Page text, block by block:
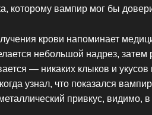
которому вампир мог бы
крови напоминает
небольшой надрез, затем
— никаких клыков и
узнал, что показался
привкус, видимо,